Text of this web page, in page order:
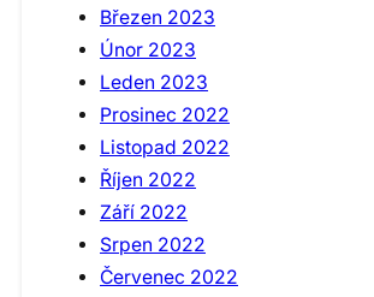
Březen 2023
Únor 2023
Leden 2023
Prosinec 2022
Listopad 2022
Říjen 2022
Září 2022
Srpen 2022
Červenec 2022